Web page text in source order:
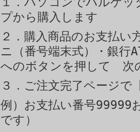
プから購入します
２．購入商品のお支払
ニ（番号端末式）・銀
へのボタンを押して 次
３．ご注文完了ページで
例）お支払い番号
です）